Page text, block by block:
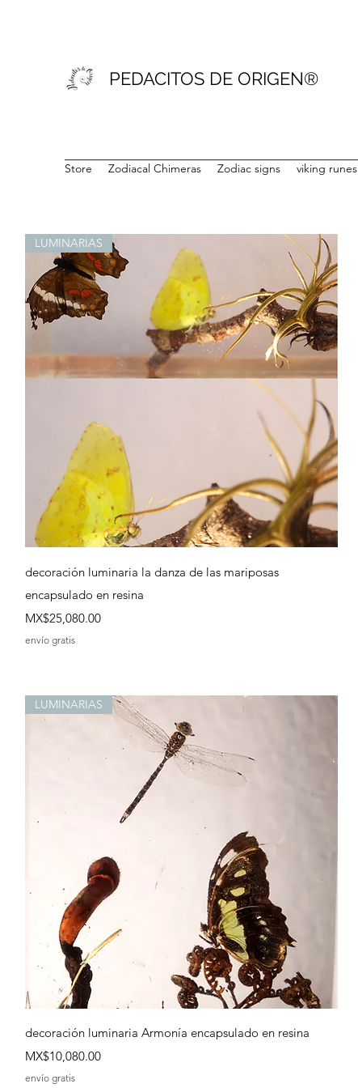
PEDACITOS DE ORIGEN®
Store Zodiacal Chimeras Zodiac signs viking runes
Quick View
LUMINARIAS
decoración luminaria la danza de las mariposas
encapsulado en resina
Price
MX$25,080.00
envío gratis
Quick View
LUMINARIAS
decoración luminaria Armonía encapsulado en resina
Price
MX$10,080.00
envío gratis